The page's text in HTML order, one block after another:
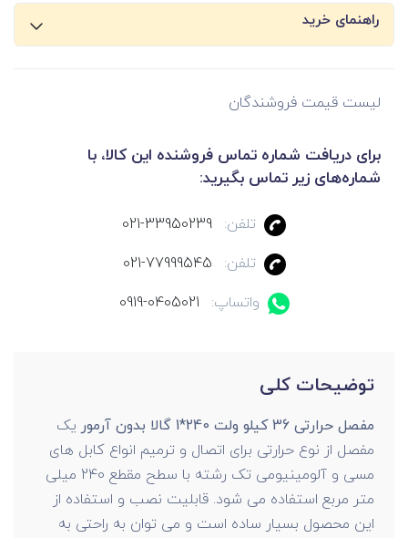
راهنمای خرید
لیست قیمت فروشندگان
برای دریافت شماره تماس فروشنده این کالا، با
شماره‌های زیر تماس بگیرید:
تلفن:
021-33950239
تلفن:
021-77999545
واتساپ:
0919-0405021
توضیحات کلی
مفصل حرارتی 36 کیلو ولت 240*1 گالا بدون آرمور
یک
مفصل از نوع حرارتی برای اتصال و ترمیم انواع کابل های
مسی و آلومینیومی تک رشته با سطح مقطع 240 میلی
متر مربع استفاده می شود. قابلیت نصب و استفاده از
این محصول بسیار ساده است و می توان به راحتی به